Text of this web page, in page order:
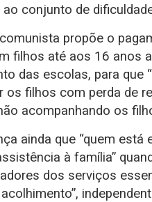
conjunto de
propõe o
filhos até aos 16 anos
das escolas, para que
os filhos com perda de
acompanhando os
ainda que “quem
à família”
dos serviços